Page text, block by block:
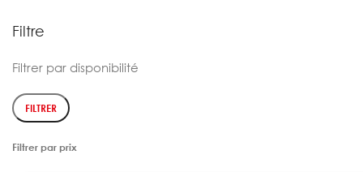
Filtre
Filtrer par disponibilité
FILTRER
Filtrer par prix